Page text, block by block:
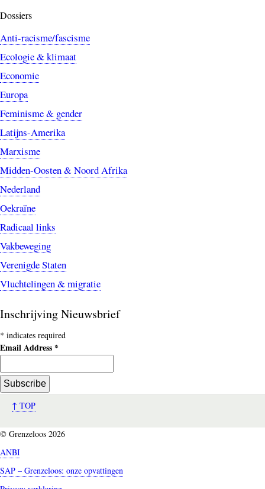
Dossiers
Anti-racisme/fascisme
Ecologie & klimaat
Economie
Europa
Feminisme & gender
Latijns-Amerika
Marxisme
Midden-Oosten & Noord Afrika
Nederland
Oekraïne
Radicaal links
Vakbeweging
Verenigde Staten
Vluchtelingen & migratie
Inschrijving Nieuwsbrief
* indicates required
Email Address *
↑ TOP
© Grenzeloos 2026
ANBI
SAP – Grenzeloos: onze opvattingen